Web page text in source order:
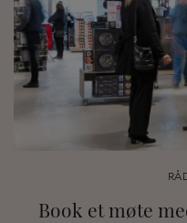
Book et møte